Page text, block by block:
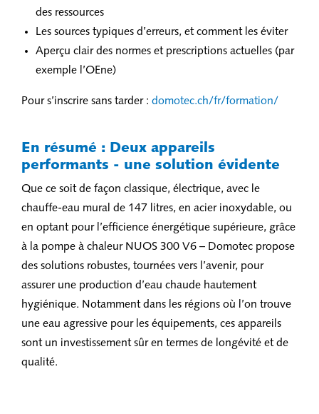
des ressources
Les sources typiques d’erreurs, et comment les éviter
Aperçu clair des normes et prescriptions actuelles (par
exemple l’OEne)
Pour s’inscrire sans tarder : domotec.ch/fr/formation/
En résumé : Deux appareils
performants - une solution évidente
Que ce soit de façon classique, électrique, avec le
chauffe-eau mural de 147 litres, en acier inoxydable, ou
en optant pour l’efficience énergétique supérieure, grâce
à la pompe à chaleur NUOS 300 V6 – Domotec propose
des solutions robustes, tournées vers l’avenir, pour
assurer une production d’eau chaude hautement
hygiénique. Notamment dans les régions où l’on trouve
une eau agressive pour les équipements, ces appareils
sont un investissement sûr en termes de longévité et de
qualité.